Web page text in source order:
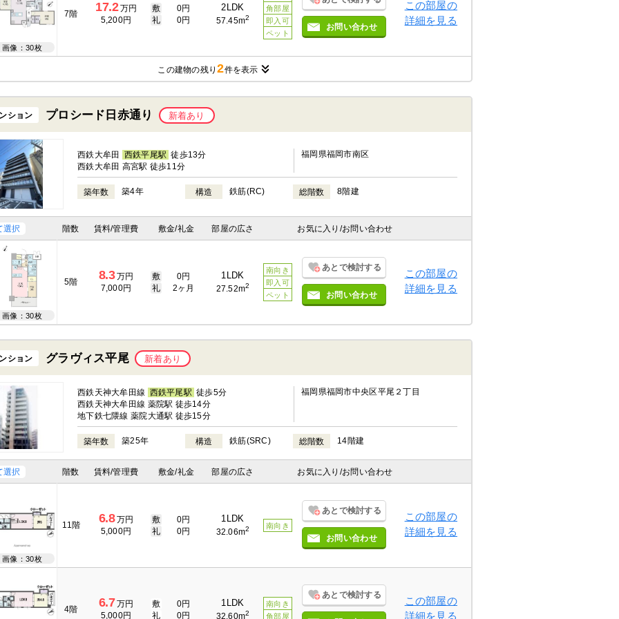
画像：30枚
7階 17.2万円
5,200円
敷
0円
礼
0円
2LDK
57.45m2
角部屋
即入可
ペット
お問い合わせ
この部屋の
詳細を見る
この建物の残り2件を表示
ション プロシード日赤通り 新着あり
西鉄大牟田 西鉄平尾駅 徒歩13分
西鉄大牟田 高宮駅 徒歩11分
福岡県福岡市南区
築年数 築4年 構造 鉄筋(RC) 総階数 8階建
選択 階数 賃料/管理費 敷金/礼金 部屋の広さ お気に入り /お問い合わせ
画像：30枚
5階 8.3万円
7,000円
敷
0円
礼
2ヶ月
1LDK
27.52m2
南向き
即入可
ペット
あとで検討する
お問い合わせ
この部屋の
詳細を見る
ション グラヴィス平尾 新着あり
西鉄天神大牟田線 西鉄平尾駅 徒歩5分
西鉄天神大牟田線 薬院駅 徒歩14分
地下鉄七隈線 薬院大通駅 徒歩15分
福岡県福岡市中央区平尾２丁目
築年数 築25年 構造 鉄筋(SRC) 総階数 14階建
選択 階数 賃料/管理費 敷金/礼金 部屋の広さ お気に入り /お問い合わせ
画像：30枚
11階 6.8万円
5,000円
敷
0円
礼
0円
1LDK
32.06m2 南向き
あとで検討する
お問い合わせ
この部屋の
詳細を見る
4階 6.7万円
5,000円
敷
0円
礼
0円
1LDK
32.60m2
南向き
角部屋
あとで検討する
この部屋の
詳細を見る